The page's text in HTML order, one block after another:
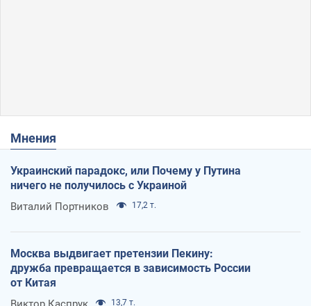
Мнения
Украинский парадокс, или Почему у Путина
ничего не получилось с Украиной
Виталий Портников 17,2 т.
Москва выдвигает претензии Пекину:
дружба превращается в зависимость России
от Китая
13,7 т.